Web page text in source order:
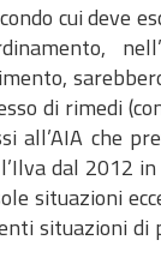
cui deve
di rimedi
all’AIA che
dal 2012
situazioni
situazioni di